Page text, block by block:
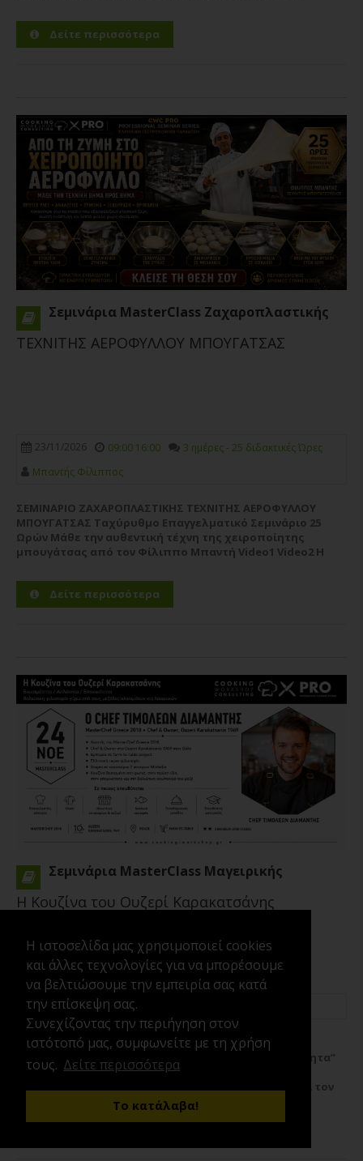
Η ιστοσελίδα μας χρησιμοποιεί cookies
και άλλες τεχνολογίες για να μπορέσουμε
να βελτιώσουμε την εμπειρία σας κατά
την επίσκεψη σας.
Συνεχίζοντας την περιήγηση στον
ιστότοπό μας, συμφωνείτε με τη χρήση
τους. Δείτε περισσότερα
Το κατάλαβα!
Chef Δημήτρη Χρονόπουλο σε ένα υψηλού επιπέδου...
ΠερισσότεραΔείτε περισσότερα
Σεμινάρια MasterClass Ζαχαροπλαστικής
ΤΕΧΝΙΤΗΣ ΑΕΡΟΦΥΛΛΟΥ ΜΠΟΥΓΑΤΣΑΣ
23/11/2026 09:00 16:00
3 ημέρες - 25 διδακτικές Ώρες
Μπαντής Φίλιππος
ΣΕΜΙΝΑΡΙΟ ΖΑΧΑΡΟΠΛΑΣΤΙΚΗΣ ΤΕΧΝΙΤΗΣ ΑΕΡΟΦΥΛΛΟΥ
ΜΠΟΥΓΑΤΣΑΣ Ταχύρυθμο Επαγγελματικό Σεμινάριο 25
Ωρών Μάθε την αυθεντική τέχνη της χειροποίητης
μπουγάτσας από τον Φίλιππο Μπαντή Video1 Video2 Η
ολοκληρωμένο,...Περισσότερα
Δείτε περισσότερα
Σεμινάρια MasterClass Μαγειρικής
Η Κουζίνα του Ουζερί Καρακατσάνης
24/11/2026 17:00
Σεμινάριο μαγειρικής “Η Κουζίνα του Ουζερί
Καρακατσάνης -Βιωσιμότητα / Απλότητα / Εποχικότητα”
“Βολιώτικη φιλοσοφία γύρω από τους μεζέδες
αλιευμάτων και λαχανικών” Το CWC PRO υποδέχεται τον
chef **Τιμολέοντα Διαμαντή**, νικητή του **MasterChef
Greece 2018** και Chef & Owner του **Ouzeri...